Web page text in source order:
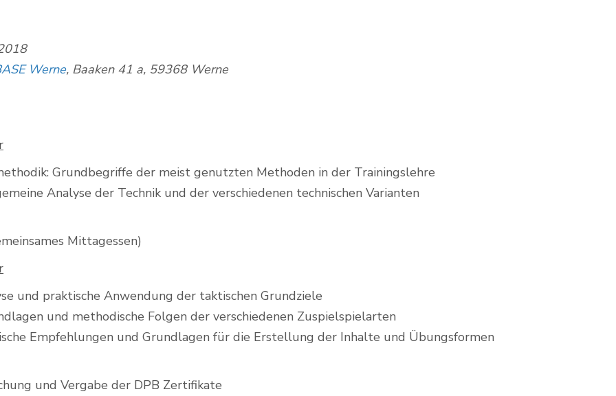
Werne, Baaken 41 a, 59368 Werne
Grundbegriffe der meist genutzten Methoden in der Trainingslehre
Analyse der Technik und der verschiedenen technischen Varianten
Mittagessen)
und praktische Anwendung der taktischen Grundziele
und methodische Folgen der verschiedenen Zuspielspielarten
Empfehlungen und Grundlagen für die Erstellung der Inhalte und Übungsformen
und Vergabe der DPB Zertifikate